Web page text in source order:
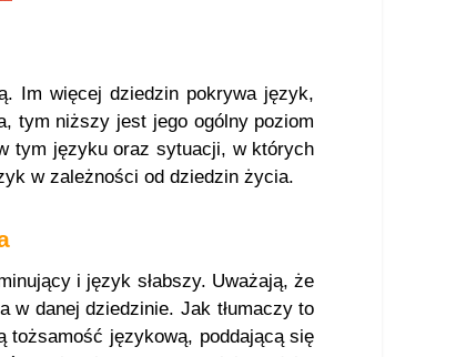
Im więcej dziedzin pokrywa język,
tym niższy jest jego ogólny poziom
tym języku oraz sytuacji, w których
w zależności od dziedzin życia.
i język słabszy. Uważają, że
w danej dziedzinie. Jak tłumaczy to
tożsamość językową, poddającą się